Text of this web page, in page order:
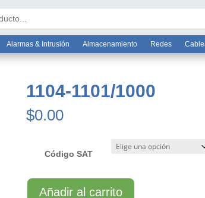
Alarmas & Intrusión Almacenamiento Redes
1104-1101/1000
$0.00
Código SAT
1104-
Añadir al carrito